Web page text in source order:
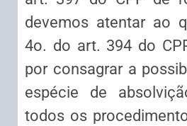
devemos atentar ao
4o. do art. 394 do
por consagrar a
espécie de
todos os